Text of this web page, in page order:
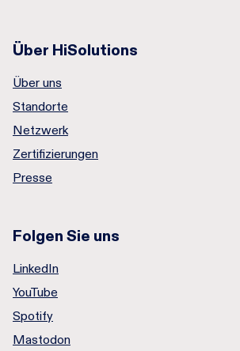
Über HiSolutions
Über uns
Standorte
Netzwerk
Zertifizierungen
Presse
Folgen Sie uns
LinkedIn
YouTube
Spotify
Mastodon